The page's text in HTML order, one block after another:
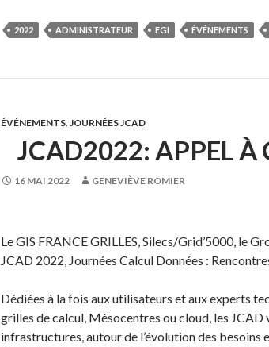
2022 ADMINISTRATEUR EGI ÉVÉNEMENTS
ÉVÉNEMENTS, JOURNÉES JCAD
JCAD2022: APPEL
16 MAI 2022 GENEVIÈVE ROMIER
Le GIS FRANCE GRILLES, Silecs/Grid’5000, le
JCAD 2022, Journées Calcul Données :
Dédiées à la fois aux utilisateurs et aux experts
grilles de calcul, Mésocentres ou cloud, les
infrastructures, autour de l’évolution des besoins